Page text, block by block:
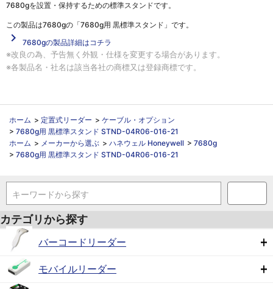
7680gを設置・保持するための標準スタンドです。
この製品は7680gの「7680g用 黒標準スタンド」 です。
navigate_next
7680gの製品詳細はコチラ
※改良の為、予告無く外観・仕様を変更する場合があります。
※各製品名・社名は該当各社の商標又は登録商標です。
ホーム > 定置式リーダー > ケーブル・オプション
> 7680g用 黒標準スタンド STND-04R06-016-21
ホーム > メーカーから選ぶ > ハネウェル Honeywell > 7680g
> 7680g用 黒標準スタンド STND-04R06-016-21
キーワードから探す
カテゴリから探す
バーコードリーダー
モバイルリーダー